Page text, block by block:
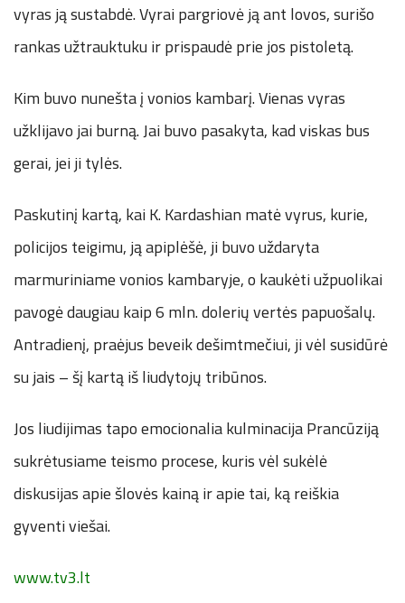
vyras ją sustabdė. Vyrai pargriovė ją ant lovos, surišo
rankas užtrauktuku ir prispaudė prie jos pistoletą.
Kim buvo nunešta į vonios kambarį. Vienas vyras
užklijavo jai burną. Jai buvo pasakyta, kad viskas bus
gerai, jei ji tylės.
Paskutinį kartą, kai K. Kardashian matė vyrus, kurie,
policijos teigimu, ją apiplėšė, ji buvo uždaryta
marmuriniame vonios kambaryje, o kaukėti užpuolikai
pavogė daugiau kaip 6 mln. dolerių vertės papuošalų.
Antradienį, praėjus beveik dešimtmečiui, ji vėl susidūrė
su jais – šį kartą iš liudytojų tribūnos.
Jos liudijimas tapo emocionalia kulminacija Prancūziją
sukrėtusiame teismo procese, kuris vėl sukėlė
diskusijas apie šlovės kainą ir apie tai, ką reiškia
gyventi viešai.
www.tv3.lt